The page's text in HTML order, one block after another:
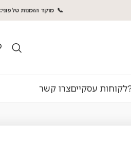
📞 מוקד הזמנות טלפוני: 050-5648881
לקוחות עסקייםצרו קשר